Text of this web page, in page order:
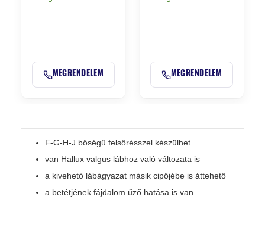
MEGRENDELEM MEGRENDELEM
F-G-H-J bőségű felsőrésszel készülhet
van Hallux valgus lábhoz való változata is
a kivehető lábágyazat másik cipőjébe is áttehető
a betétjének fájdalom űző hatása is van